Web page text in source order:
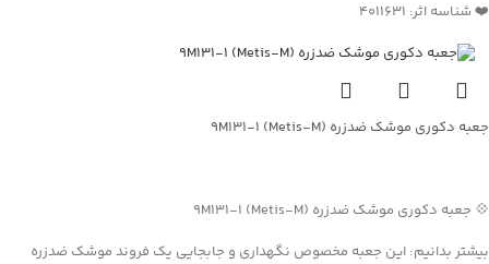
❤️ شناسه اثر: 4011631
جعبه دکوری موشک ضدزره 9M131-1 (Metis-M)
💠 جعبه دکوری موشک ضدزره 9M131-1 (Metis-M)
بیشتر بدانیم: این جعبه مخصوص نگهداری و جابجایی یک فروند موشک ضدزره